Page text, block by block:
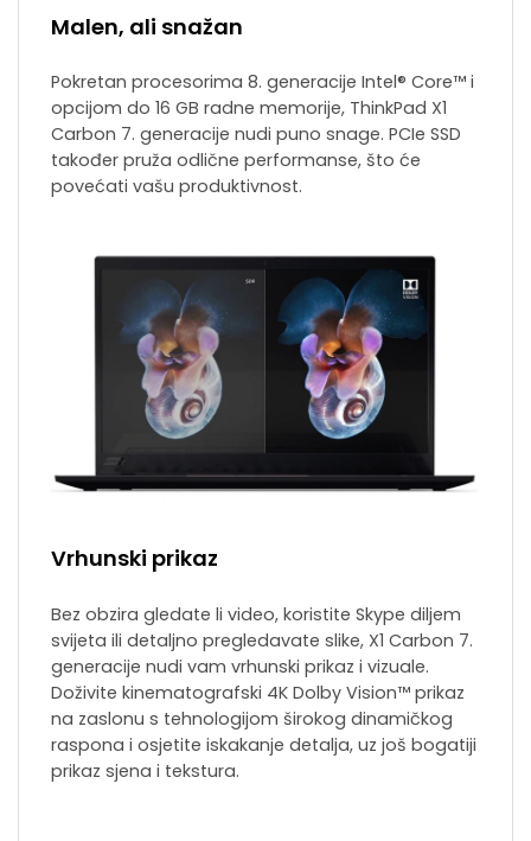
Malen, ali snažan
Pokretan procesorima 8. generacije Intel® Core™ i
opcijom do 16 GB radne memorije, ThinkPad X1
Carbon 7. generacije nudi puno snage. PCIe SSD
također pruža odlične performanse, što će
povećati vašu produktivnost.
Vrhunski prikaz
Bez obzira gledate li video, koristite Skype diljem
svijeta ili detaljno pregledavate slike, X1 Carbon 7.
generacije nudi vam vrhunski prikaz i vizuale.
Doživite kinematografski 4K Dolby Vision™ prikaz
na zaslonu s tehnologijom širokog dinamičkog
raspona i osjetite iskakanje detalja, uz još bogatiji
prikaz sjena i tekstura.